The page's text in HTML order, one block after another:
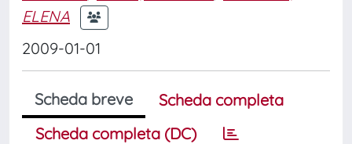
ELENA
2009-01-01
Scheda breve
Scheda completa
Scheda completa (DC)